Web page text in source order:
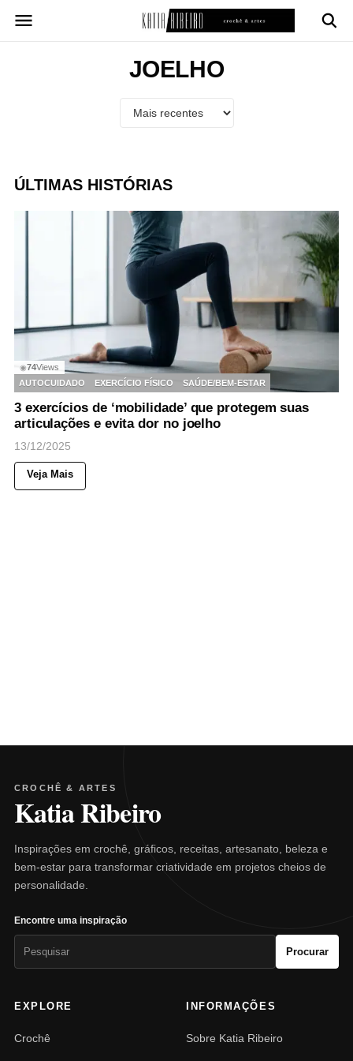
para
JOELHO
ÚLTIMAS HISTÓRIAS
◉74Views
AUTOCUIDADO
EXERCÍCIO FÍSICO SAÚDE/BEM-ESTAR
3 exercícios de ‘mobilidade’ que protegem suas
articulações e evita dor no joelho
13/12/2025
Veja Mais
CROCHÊ & ARTES
Katia Ribeiro
Inspirações em crochê, gráficos, receitas, artesanato, beleza e
bem-estar para transformar criatividade em projetos cheios de
personalidade.
Encontre uma inspiração
Procurar
EXPLORE
Crochê
INFORMAÇÕES
Sobre Katia Ribeiro